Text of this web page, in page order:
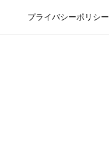
プライバシーポリシー